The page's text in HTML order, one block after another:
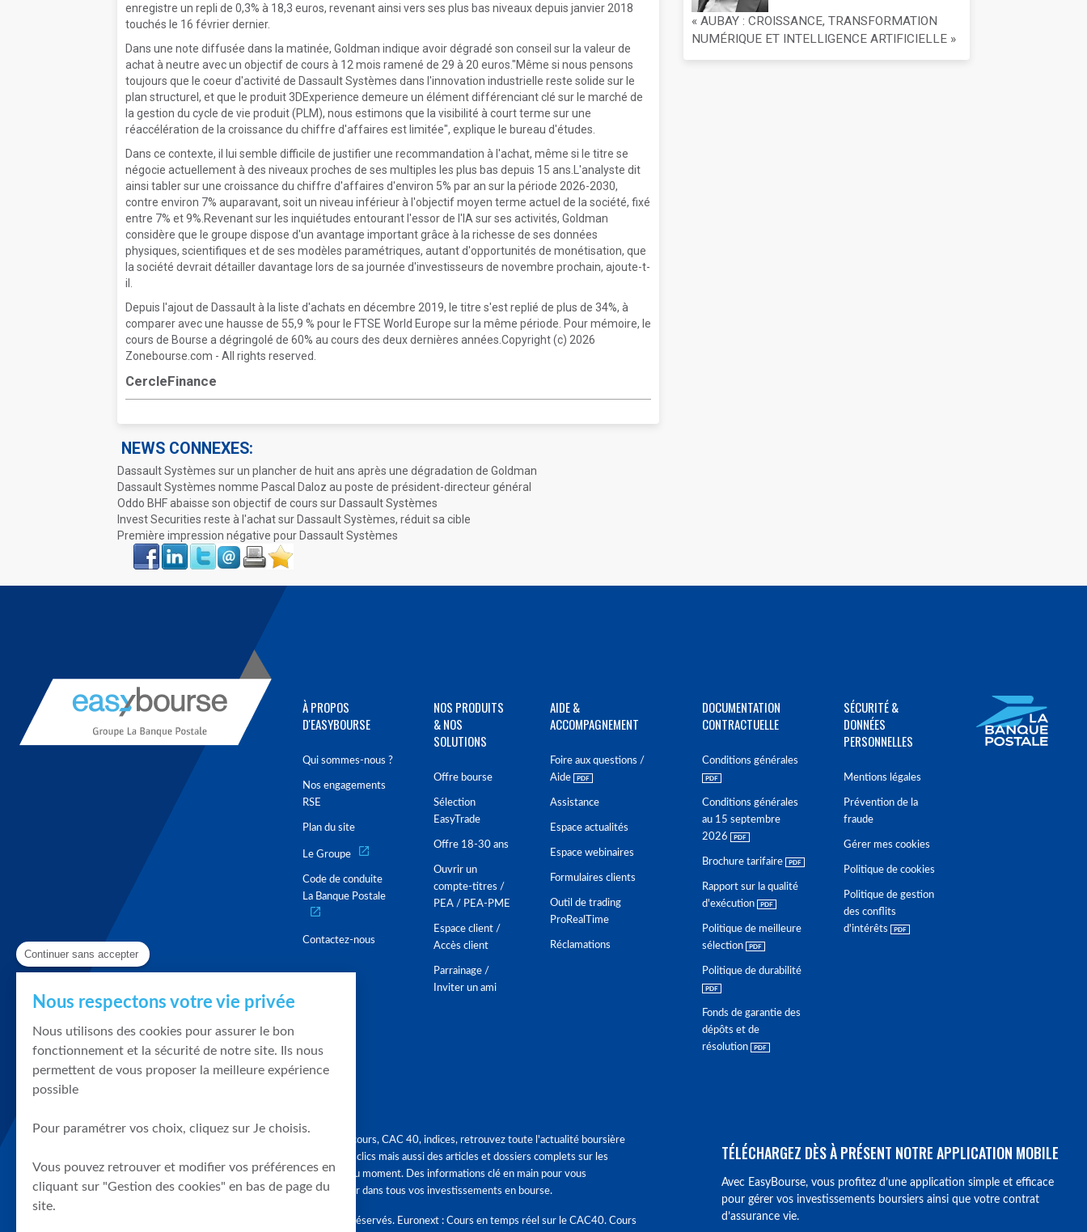
enregistre un repli de 0,3% à 18,3 euros, revenant ainsi vers ses plus bas niveaux depuis janvier 2018
touchés le 16 février dernier.
Dans une note diffusée dans la matinée, Goldman indique avoir dégradé son conseil sur la valeur de
achat à neutre avec un objectif de cours à 12 mois ramené de 29 à 20 euros."Même si nous pensons
toujours que le coeur d'activité de Dassault Systèmes dans l'innovation industrielle reste solide sur le
plan structurel, et que le produit 3DExperience demeure un élément différenciant clé sur le marché de
la gestion du cycle de vie produit (PLM), nous estimons que la visibilité à court terme sur une
réaccélération de la croissance du chiffre d'affaires est limitée", explique le bureau d'études.
Dans ce contexte, il lui semble difficile de justifier une recommandation à l'achat, même si le titre se
négocie actuellement à des niveaux proches de ses multiples les plus bas depuis 15 ans.L'analyste dit
ainsi tabler sur une croissance du chiffre d'affaires d'environ 5% par an sur la période 2026-2030,
contre environ 7% auparavant, soit un niveau inférieur à l'objectif moyen terme actuel de la société, fixé
entre 7% et 9%.Revenant sur les inquiétudes entourant l'essor de l'IA sur ses activités, Goldman
considère que le groupe dispose d'un avantage important grâce à la richesse de ses données
physiques, scientifiques et de ses modèles paramétriques, autant d'opportunités de monétisation, que
la société devrait détailler davantage lors de sa journée d'investisseurs de novembre prochain, ajoute-t-
il.
Depuis l'ajout de Dassault à la liste d'achats en décembre 2019, le titre s'est replié de plus de 34%, à
comparer avec une hausse de 55,9 % pour le FTSE World Europe sur la même période. Pour mémoire, le
cours de Bourse a dégringolé de 60% au cours des deux dernières années.Copyright (c) 2026
Zonebourse.com - All rights reserved.
CercleFinance
NEWS CONNEXES:
Dassault Systèmes sur un plancher de huit ans après une dégradation de Goldman
Dassault Systèmes nomme Pascal Daloz au poste de président-directeur général
Oddo BHF abaisse son objectif de cours sur Dassault Systèmes
Invest Securities reste à l'achat sur Dassault Systèmes, réduit sa cible
Première impression négative pour Dassault Systèmes
Face
book
LinkIn Twitter Envoyer ImprimerFavoris
« AUBAY : CROISSANCE, TRANSFORMATION
NUMÉRIQUE ET INTELLIGENCE ARTIFICIELLE »
À PROPOS
D'EASYBOURSE
Qui sommes-nous ?
Nos engagements
RSE
Plan du site
Le Groupe
Code de conduite
La Banque Postale
Contactez-nous
NOS PRODUITS
& NOS
SOLUTIONS
Offre bourse
Sélection
EasyTrade
Offre 18-30 ans
Ouvrir un
compte-titres /
PEA / PEA-PME
Espace client /
Accès client
Parrainage /
Inviter un ami
AIDE &
ACCOMPAGNEMENT
Foire aux questions /
Aide
Assistance
Espace actualités
Espace webinaires
Formulaires clients
Outil de trading
ProRealTime
Réclamations
DOCUMENTATION
CONTRACTUELLE
Conditions générales
Conditions générales
au 15 septembre
2026
Brochure tarifaire
Rapport sur la qualité
d'exécution
Politique de meilleure
sélection
Politique de durabilité
Fonds de garantie des
dépôts et de
résolution
SÉCURITÉ &
DONNÉES
PERSONNELLES
Mentions légales
Prévention de la
fraude
Gérer mes cookies
Politique de cookies
Politique de gestion
des conflits
d'intérêts
Graphique, cours, CAC 40, indices, retrouvez toute l'actualité boursière
en quelques clics mais aussi des articles et dossiers complets sur les
tendances du moment. Des informations clé en main pour vous
accompagner dans tous vos investissements en bourse.
Tous droits réservés. Euronext : Cours en temps réel sur le CAC40. Cours
TÉLÉCHARGEZ DÈS À PRÉSENT NOTRE APPLICATION MOBILE
Avec EasyBourse, vous profitez d’une application simple et efficace
pour gérer vos investissements boursiers ainsi que votre contrat
d’assurance vie.
Continuer sans accepter
Nous respectons votre vie privée
Nous utilisons des cookies pour assurer le bon
fonctionnement et la sécurité de notre site. Ils nous
permettent de vous proposer la meilleure expérience
possible
Pour paramétrer vos choix, cliquez sur Je choisis.
Vous pouvez retrouver et modifier vos préférences en
cliquant sur "Gestion des cookies" en bas de page du
site.